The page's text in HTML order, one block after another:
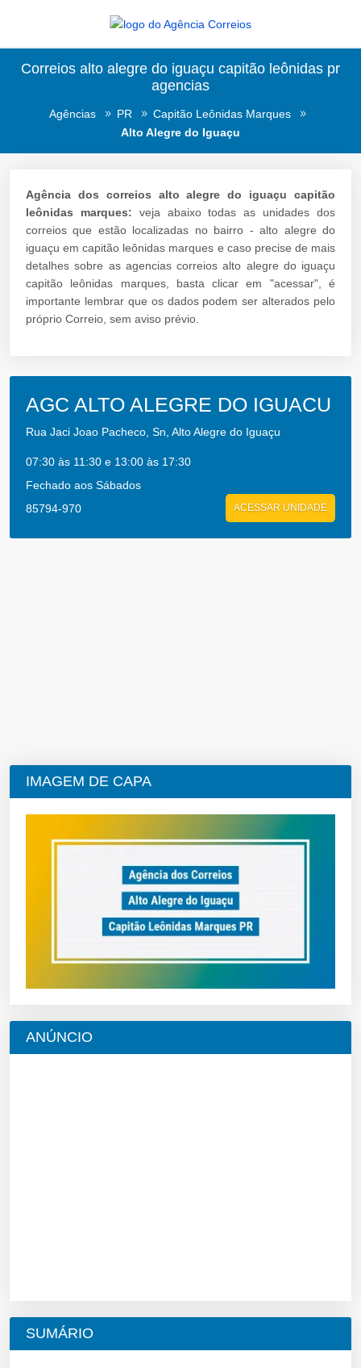
Correios alto alegre do iguaçu capitão leônidas pr
agencias
Agências PR
Capitão Leônidas Marques
Alto Alegre do Iguaçu
Agência dos correios alto alegre do iguaçu capitão
leônidas marques: veja abaixo todas as unidades dos
correios que estão localizadas no bairro - alto alegre do
iguaçu em capitão leônidas marques e caso precise de mais
detalhes sobre as agencias correios alto alegre do iguaçu
capitão leônidas marques, basta clicar em "acessar", é
importante lembrar que os dados podem ser alterados pelo
próprio Correio, sem aviso prévio.
AGC ALTO ALEGRE DO IGUACU
Rua Jaci Joao Pacheco, Sn, Alto Alegre do Iguaçu
07:30 às 11:30 e 13:00 às 17:30
Fechado aos Sábados
85794-970
ACESSAR UNIDADE
IMAGEM DE CAPA
ANÚNCIO
SUMÁRIO